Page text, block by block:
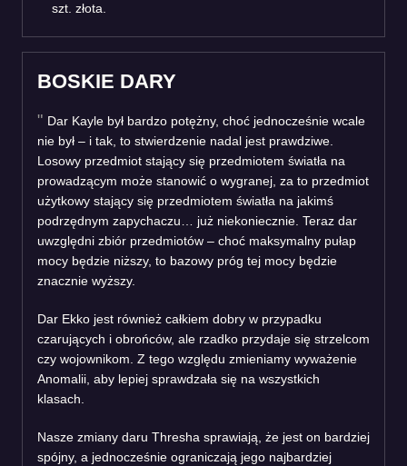
szt. złota.
BOSKIE DARY
Dar Kayle był bardzo potężny, choć jednocześnie wcale
nie był – i tak, to stwierdzenie nadal jest prawdziwe.
Losowy przedmiot stający się przedmiotem światła na
prowadzącym może stanowić o wygranej, za to przedmiot
użytkowy stający się przedmiotem światła na jakimś
podrzędnym zapychaczu… już niekoniecznie. Teraz dar
uwzględni zbiór przedmiotów – choć maksymalny pułap
mocy będzie niższy, to bazowy próg tej mocy będzie
znacznie wyższy.
Dar Ekko jest również całkiem dobry w przypadku
czarujących i obrońców, ale rzadko przydaje się strzelcom
czy wojownikom. Z tego względu zmieniamy wyważenie
Anomalii, aby lepiej sprawdzała się na wszystkich
klasach.
Nasze zmiany daru Thresha sprawiają, że jest on bardziej
spójny, a jednocześnie ograniczają jego najbardziej